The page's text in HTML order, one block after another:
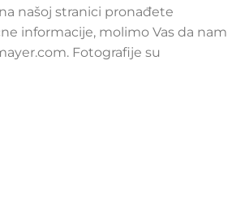
našoj stranici pronađete
informacije, molimo Vas da nam
Fotografije su